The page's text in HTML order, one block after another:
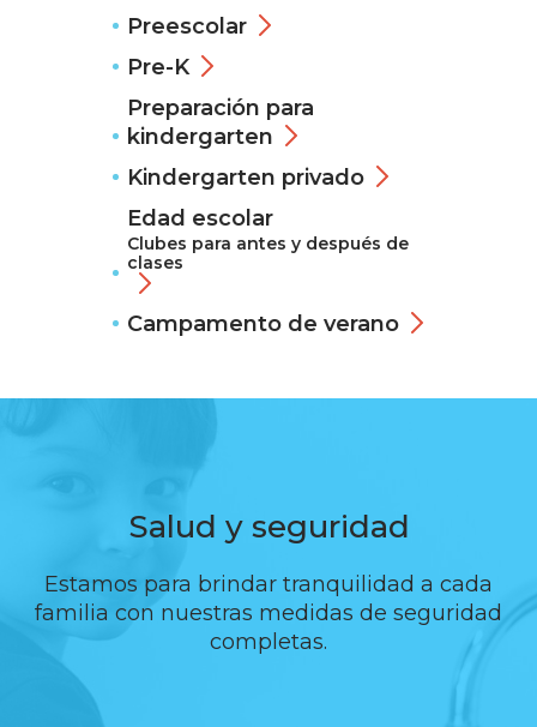
Preescolar
Pre-K
Preparación para
kindergarten
Kindergarten privado
Edad escolar
Clubes para antes y después de
clases
Campamento de verano
Salud y seguridad
Estamos para brindar tranquilidad a cada
familia con nuestras medidas de seguridad
completas.